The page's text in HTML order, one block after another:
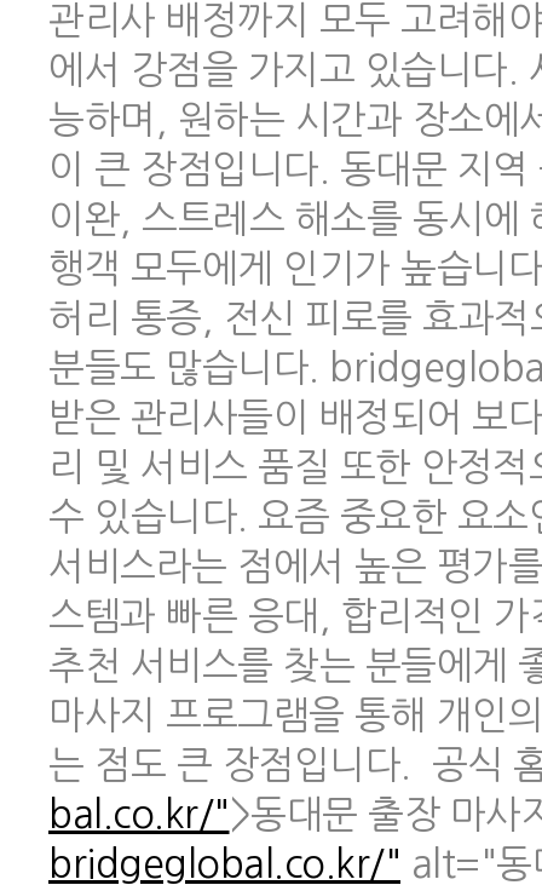
관리사 배정까지 모두 고려해
에서 강점을 가지고 있습니다.
능하며, 원하는 시간과 장소에
이 큰 장점입니다. 동대문 지
이완, 스트레스 해소를 동시에
행객 모두에게 인기가 높습니
허리 통증, 전신 피로를 효과
분들도 많습니다.
받은 관리사들이 배정되어 보
리 및 서비스 품질 또한 안정
수 있습니다. 요즘 중요한 요
서비스라는 점에서 높은 평가
스템과 빠른 응대, 합리적인
추천 서비스를 찾는 분들에게
마사지 프로그램을 통해 개인
는 점도 큰 장점입니다. 공식
bal.co.kr/">동대문 출장 마
bridgeglobal.co.kr/" alt="동